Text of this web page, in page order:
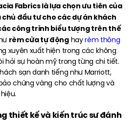
Fabrics là lựa chọn ưu tiên của
đầu tư cho các dự án khách
công trình biểu tượng trên thế
rèm cửa tự độnghayrèm thông
xuyên xuất hiện trong các không
hỏi sự hoàn mỹ trong từng chi tiết.
sạn danh tiếng như Marriott,
chứng vàng cho chất lượng và
thiết kế và kiến trúc sư đánh